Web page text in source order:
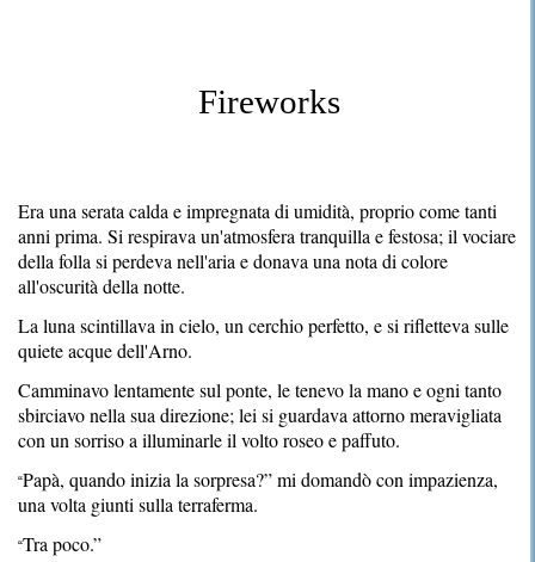
Fireworks
Era una serata calda e impregnata di umidità, proprio come tanti
anni prima. Si respirava un'atmosfera tranquilla e festosa; il vociare
della folla si perdeva nell'aria e donava una nota di colore
all'oscurità della notte.
La luna scintillava in cielo, un cerchio perfetto, e si rifletteva sulle
quiete acque dell'Arno.
Camminavo lentamente sul ponte, le tenevo la mano e ogni tanto
sbirciavo nella sua direzione; lei si guardava attorno meravigliata
con un sorriso a illuminarle il volto roseo e paffuto.
“Papà, quando inizia la sorpresa?” mi domandò con impazienza,
una volta giunti sulla terraferma.
“Tra poco.”